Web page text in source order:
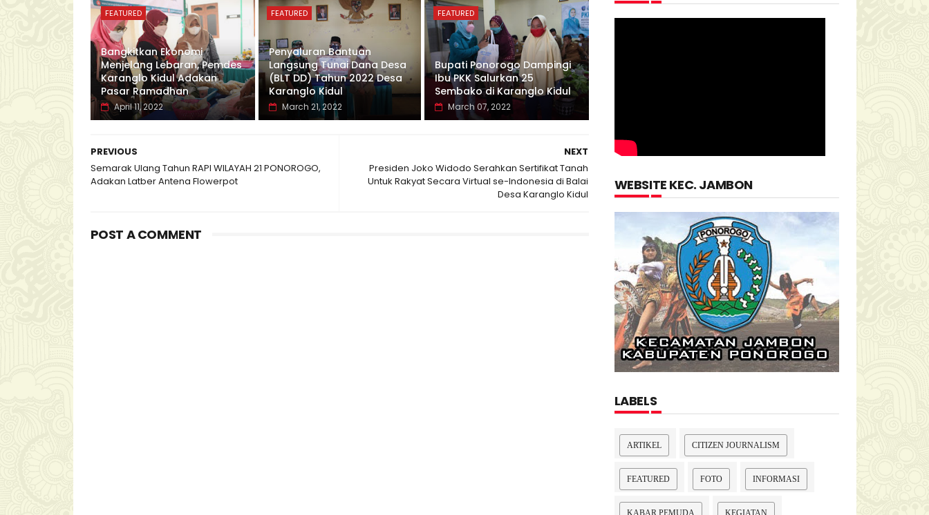
FEATURED
Bangkitkan Ekonomi
Menjelang Lebaran, Pemdes
Karanglo Kidul Adakan
Pasar Ramadhan
April 11, 2022
FEATURED
Penyaluran Bantuan
Langsung Tunai Dana Desa
(BLT DD) Tahun 2022 Desa
Karanglo Kidul
March 21, 2022
FEATURED
Bupati Ponorogo Dampingi
Ibu PKK Salurkan 25
Sembako di Karanglo Kidul
March 07, 2022
NEXT
Presiden Joko Widodo Serahkan Sertifikat Tanah
Untuk Rakyat Secara Virtual se-Indonesia di Balai
Desa Karanglo Kidul
PREVIOUS
Semarak Ulang Tahun RAPI WILAYAH 21 PONOROGO,
Adakan Latber Antena Flowerpot
POST A COMMENT
WEBSITE KEC. JAMBON
LABELS
ARTIKEL CITIZEN JOURNALISM
FEATURED FOTO INFORMASI
KABAR PEMUDA KEGIATAN